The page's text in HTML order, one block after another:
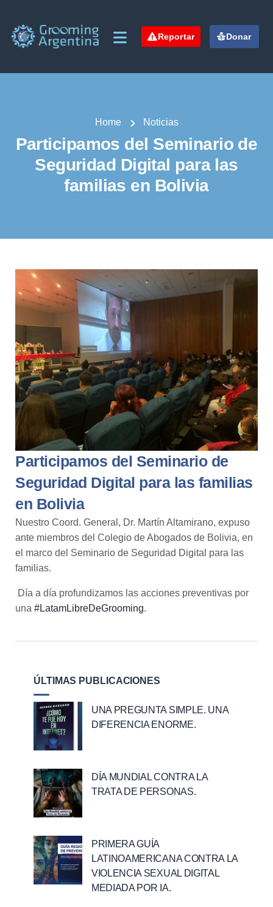
Reportar Donar
Home Noticias
Participamos del Seminario de
Seguridad Digital para las
familias en Bolivia
Participamos del Seminario de
Seguridad Digital para las familias
en Bolivia
Nuestro Coord. General, Dr. Martín Altamirano, expuso
ante miembros del Colegio de Abogados de Bolivia, en
el marco del Seminario de Seguridad Digital para las
familias.
Día a día profundizamos las acciones preventivas por
una #LatamLibreDeGrooming.
ÚLTIMAS PUBLICACIONES
UNA PREGUNTA SIMPLE. UNA
DIFERENCIA ENORME.
DÍA MUNDIAL CONTRA LA
TRATA DE PERSONAS.
PRIMERA GUÍA
LATINOAMERICANA CONTRA LA
VIOLENCIA SEXUAL DIGITAL
MEDIADA POR IA.